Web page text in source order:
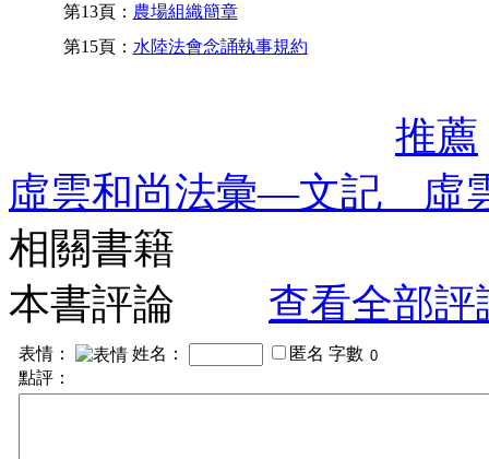
第13頁： 農場組織簡章
第15頁： 水陸法會念誦執事規約
推薦
虛雲和尚法彙—文記 虛
相關書籍
本書評論
查看全部評
表情： 姓名： 匿名 字數
點評：